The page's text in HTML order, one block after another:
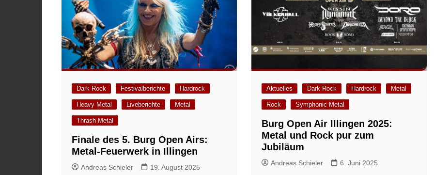
Dark Rock Festivalberichte Hardrock
Heavy Metal Liveberichte Metal
Thrash Metal
Finale des 5. Burg Open Airs:
Metal-Feuerwerk in Illingen
Andreas Schieler 19. August 2025
Aktuelles Dark Rock Hardrock Metal
Rock Symphonic Metal
Burg Open Air Illingen 2025:
Metal und Rock pur zum
Jubiläum
Andreas Schieler 6. Juni 2025